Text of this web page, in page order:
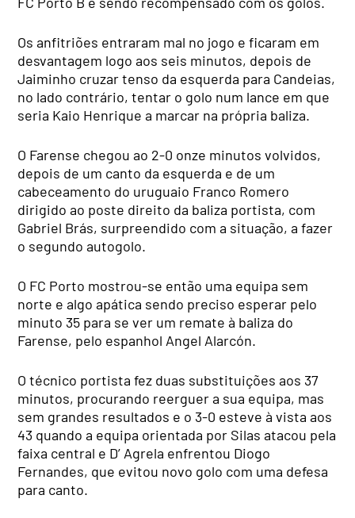
Os anfitriões entraram mal no jogo e ficaram em
desvantagem logo aos seis minutos, depois de
Jaiminho cruzar tenso da esquerda para Candeias,
no lado contrário, tentar o golo num lance em que
seria Kaio Henrique a marcar na própria baliza.
O Farense chegou ao 2-0 onze minutos volvidos,
depois de um canto da esquerda e de um
cabeceamento do uruguaio Franco Romero
dirigido ao poste direito da baliza portista, com
Gabriel Brás, surpreendido com a situação, a fazer
o segundo autogolo.
O FC Porto mostrou-se então uma equipa sem
norte e algo apática sendo preciso esperar pelo
minuto 35 para se ver um remate à baliza do
Farense, pelo espanhol Angel Alarcón.
O técnico portista fez duas substituições aos 37
minutos, procurando reerguer a sua equipa, mas
sem grandes resultados e o 3-0 esteve à vista aos
43 quando a equipa orientada por Silas atacou pela
faixa central e D’ Agrela enfrentou Diogo
Fernandes, que evitou novo golo com uma defesa
para canto.